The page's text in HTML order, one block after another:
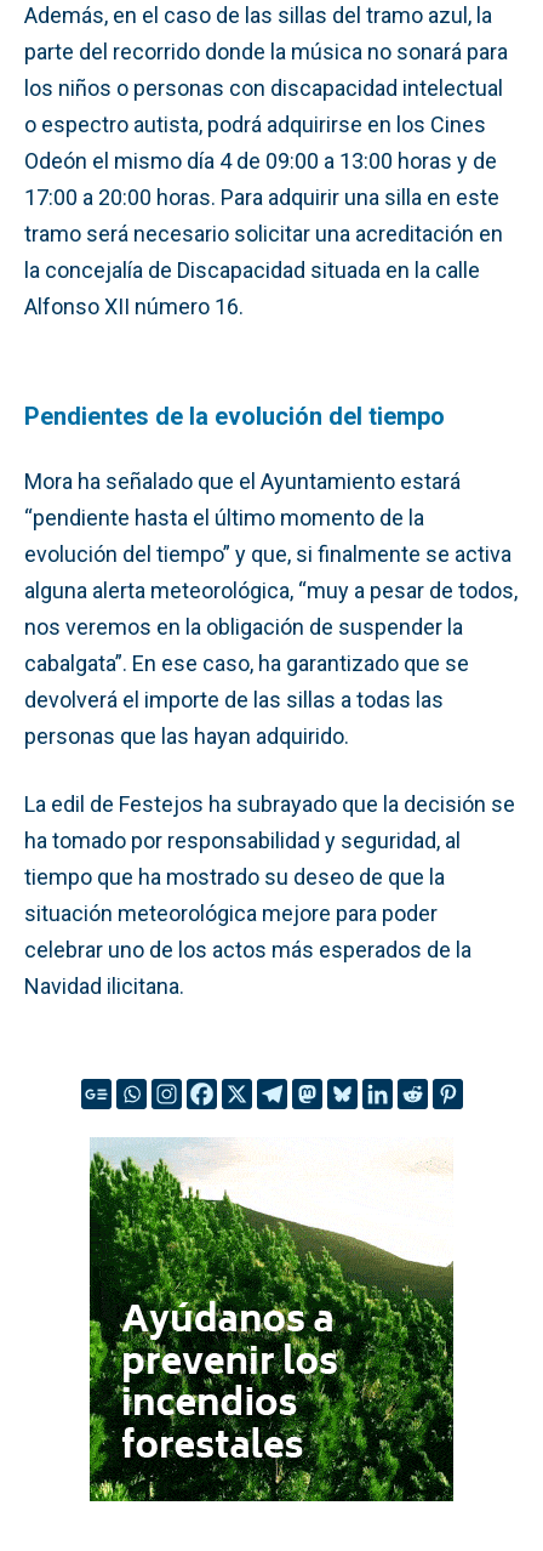
Además, en el caso de las sillas del tramo azul, la
parte del recorrido donde la música no sonará para
los niños o personas con discapacidad intelectual
o espectro autista, podrá adquirirse en los Cines
Odeón el mismo día 4 de 09:00 a 13:00 horas y de
17:00 a 20:00 horas. Para adquirir una silla en este
tramo será necesario solicitar una acreditación en
la concejalía de Discapacidad situada en la calle
Alfonso XII número 16.
Pendientes de la evolución del tiempo
Mora ha señalado que el Ayuntamiento estará
“pendiente hasta el último momento de la
evolución del tiempo” y que, si finalmente se activa
alguna alerta meteorológica, “muy a pesar de todos,
nos veremos en la obligación de suspender la
cabalgata”. En ese caso, ha garantizado que se
devolverá el importe de las sillas a todas las
personas que las hayan adquirido.
La edil de Festejos ha subrayado que la decisión se
ha tomado por responsabilidad y seguridad, al
tiempo que ha mostrado su deseo de que la
situación meteorológica mejore para poder
celebrar uno de los actos más esperados de la
Navidad ilicitana.